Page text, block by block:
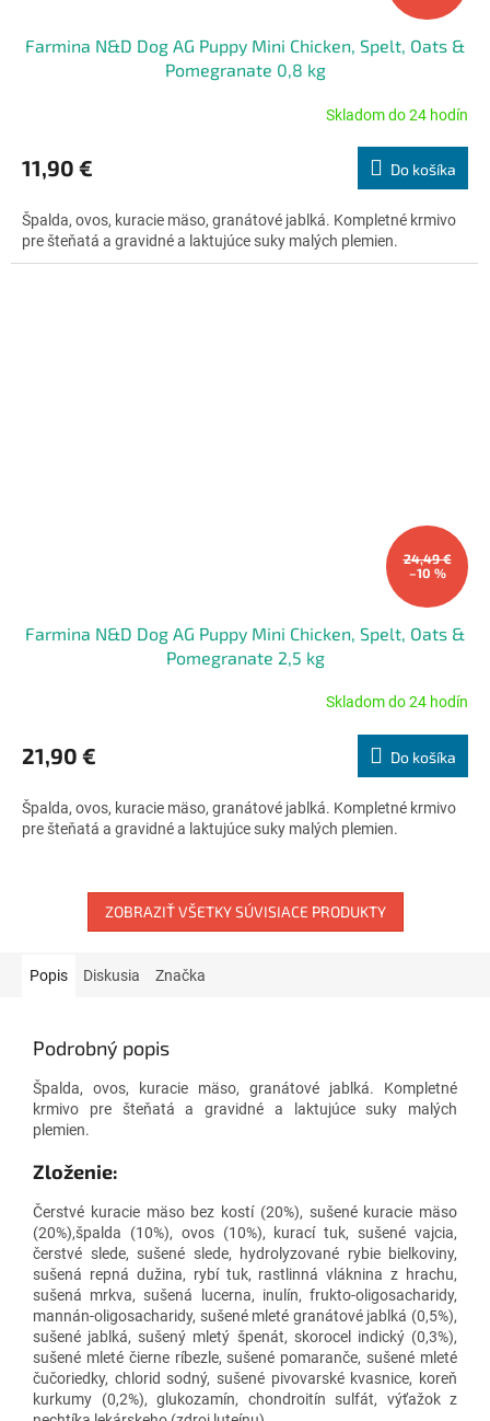
Farmina N&D Dog AG Puppy Mini Chicken, Spelt, Oats &
Pomegranate 0,8 kg
produktu
je
z
5
hviezdičiek.
Skladom do 24 hodín
11,90 € Do košíka
Špalda, ovos, kuracie mäso, granátové jablká. Kompletné krmivo
pre šteňatá a gravidné a laktujúce suky malých plemien.
24,49 €
–10 %
Farmina N&D Dog AG Puppy Mini Chicken, Spelt, Oats &
Pomegranate 2,5 kg
produktu
je
z
5
Skladom do 24 hodín
21,90 € Do košíka
Špalda, ovos, kuracie mäso, granátové jablká. Kompletné krmivo
pre šteňatá a gravidné a laktujúce suky malých plemien.
ZOBRAZIŤ VŠETKY SÚVISIACE PRODUKTY
Popis Diskusia Značka
Podrobný popis
Špalda, ovos, kuracie mäso, granátové jablká. Kompletné
krmivo pre šteňatá a gravidné a laktujúce suky malých
plemien.
Zloženie:
Čerstvé kuracie mäso bez kostí (20%), sušené kuracie mäso
(20%),špalda (10%), ovos (10%), kurací tuk, sušené vajcia,
čerstvé slede, sušené slede, hydrolyzované rybie bielkoviny,
sušená repná dužina, rybí tuk, rastlinná vláknina z hrachu,
sušená mrkva, sušená lucerna, inulín, frukto-oligosacharidy,
mannán-oligosacharidy, sušené mleté granátové jablká (0,5%),
sušené jablká, sušený mletý špenát, skorocel indický (0,3%),
sušené mleté čierne ríbezle, sušené pomaranče, sušené mleté
čučoriedky, chlorid sodný, sušené pivovarské kvasnice, koreň
kurkumy (0,2%), glukozamín, chondroitín sulfát, výťažok z